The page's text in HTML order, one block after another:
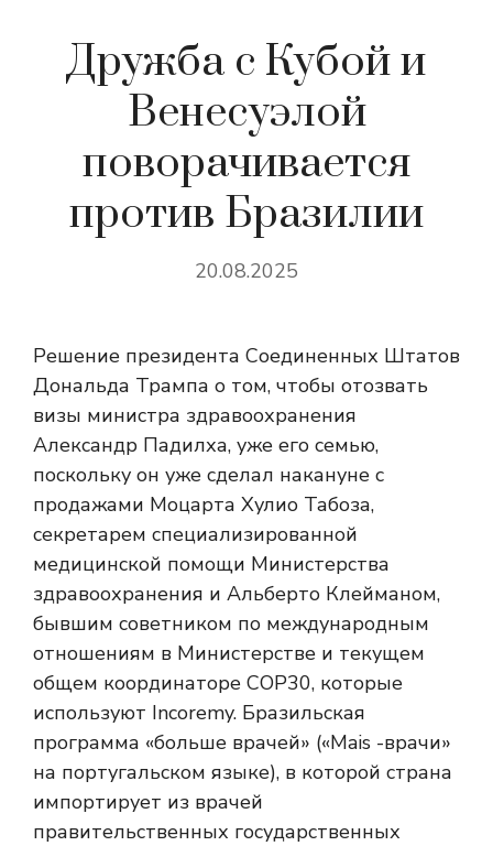
Дружба с Кубой и
Венесуэлой
поворачивается
против Бразилии
20.08.2025
Решение президента Соединенных Штатов
Дональда Трампа о том, чтобы отозвать
визы министра здравоохранения
Александр Падилха, уже его семью,
поскольку он уже сделал накануне с
продажами Моцарта Хулио Табоза,
секретарем специализированной
медицинской помощи Министерства
здравоохранения и Альберто Клейманом,
бывшим советником по международным
отношениям в Министерстве и текущем
общем координаторе COP30, которые
используют Incoremy. Бразильская
программа «больше врачей» («Mais -врачи»
на португальском языке), в которой страна
импортирует из врачей
правительственных государственных